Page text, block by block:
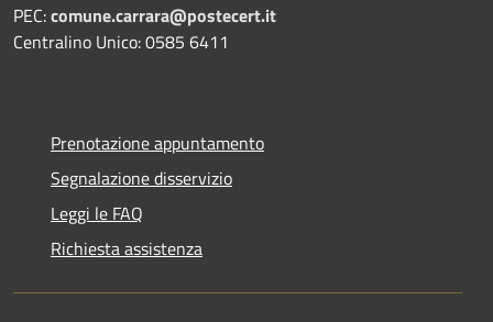
PEC:comune.carrara@postecert.it
Centralino Unico: 0585 6411
Prenotazione appuntamento
Segnalazione disservizio
Leggi le FAQ
Richiesta assistenza